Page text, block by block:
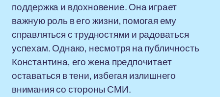
поддержка и вдохновение. Она играет
важную роль в его жизни, помогая ему
справляться с трудностями и радоваться
успехам. Однако, несмотря на публичность
Константина, его жена предпочитает
оставаться в тени, избегая излишнего
внимания со стороны СМИ.